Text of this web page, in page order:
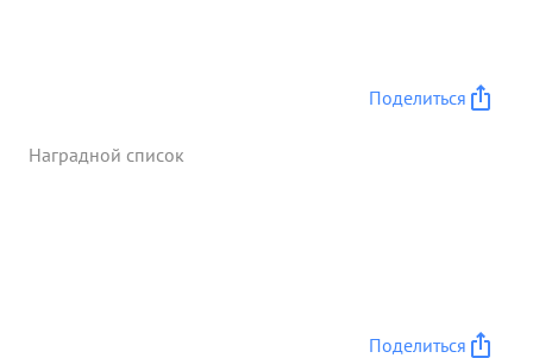
Поделиться
Наградной список
Поделиться